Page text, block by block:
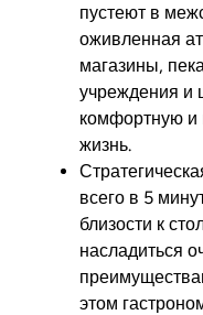
пустеют в
оживленная
магазины,
учреждения и
комфортную и
жизнь.
всего в 5
близости к
насладиться
этом